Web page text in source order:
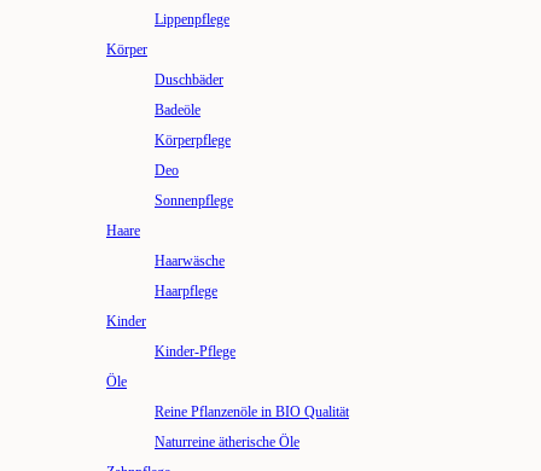
Lippenpflege
Körper
Duschbäder
Badeöle
Körperpflege
Deo
Sonnenpflege
Haare
Haarwäsche
Haarpflege
Kinder
Kinder-Pflege
Öle
Reine Pflanzenöle in BIO Qualität
Naturreine ätherische Öle